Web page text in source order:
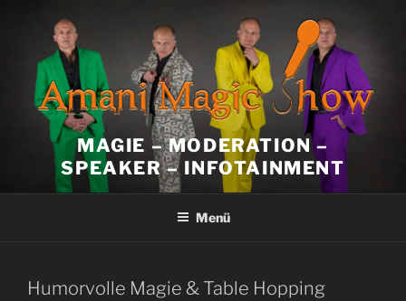
springen
MAGIE – MODERATION –
SPEAKER – INFOTAINMENT
Menü
Humorvolle Magie & Table Hopping